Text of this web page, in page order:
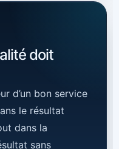
doit
d’un bon service
le résultat
dans la
sans